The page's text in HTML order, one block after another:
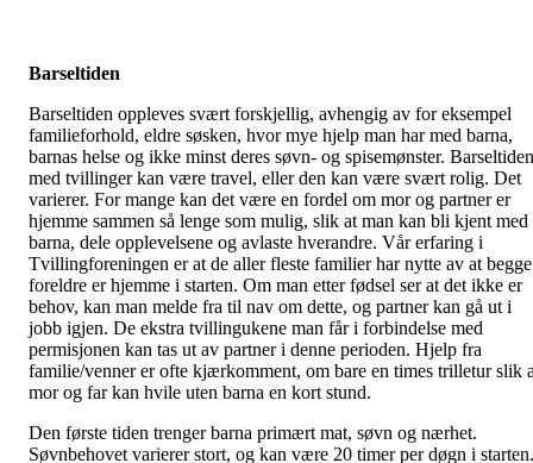
Barseltiden
Barseltiden oppleves svært forskjellig, avhengig av for eksempel
familieforhold, eldre søsken, hvor mye hjelp man har med barna,
barnas helse og ikke minst deres søvn- og spisemønster. Barseltiden
med tvillinger kan være travel, eller den kan være svært rolig. Det
varierer. For mange kan det være en fordel om mor og partner er
hjemme sammen så lenge som mulig, slik at man kan bli kjent med
barna, dele opplevelsene og avlaste hverandre. Vår erfaring i
Tvillingforeningen er at de aller fleste familier har nytte av at begge
foreldre er hjemme i starten. Om man etter fødsel ser at det ikke er
behov, kan man melde fra til nav om dette, og partner kan gå ut i
jobb igjen. De ekstra tvillingukene man får i forbindelse med
permisjonen kan tas ut av partner i denne perioden. Hjelp fra
familie/venner er ofte kjærkomment, om bare en times trilletur slik
mor og far kan hvile uten barna en kort stund.
Den første tiden trenger barna primært mat, søvn og nærhet.
Søvnbehovet varierer stort, og kan være 20 timer per døgn i starten.